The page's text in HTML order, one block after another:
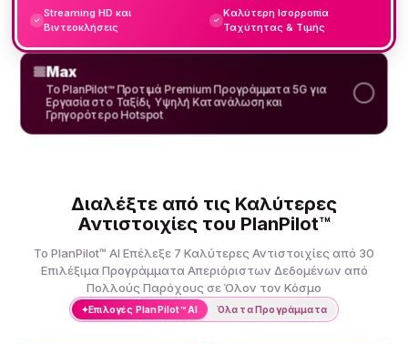
✓
Streaming HD και
Βιντεοκλήσεις
✓
Καλύτερη Ισορροπία
Ταχύτητας & Τιμής
Max
Το PlanPilot™ Προτιμά Premium Προγράμματα 5G για
Εργασία στο Ταξίδι, Υψηλή Κατανάλωση και
Γρηγορότερο Hotspot
Διαλέξτε από τις Καλύτερες
Αντιστοιχίες του PlanPilot™
Το PlanPilot™ AI Επέλεξε 7 Καλύτερες Αντιστοιχίες από 30
Επιλέξιμα Προγράμματα Απεριόριστων Δεδομένων από
Πολλούς Παρόχους σε Όλον τον Κόσμο
✦Επιλογές PlanPilot™ AI Όλα τα Προγράμματα